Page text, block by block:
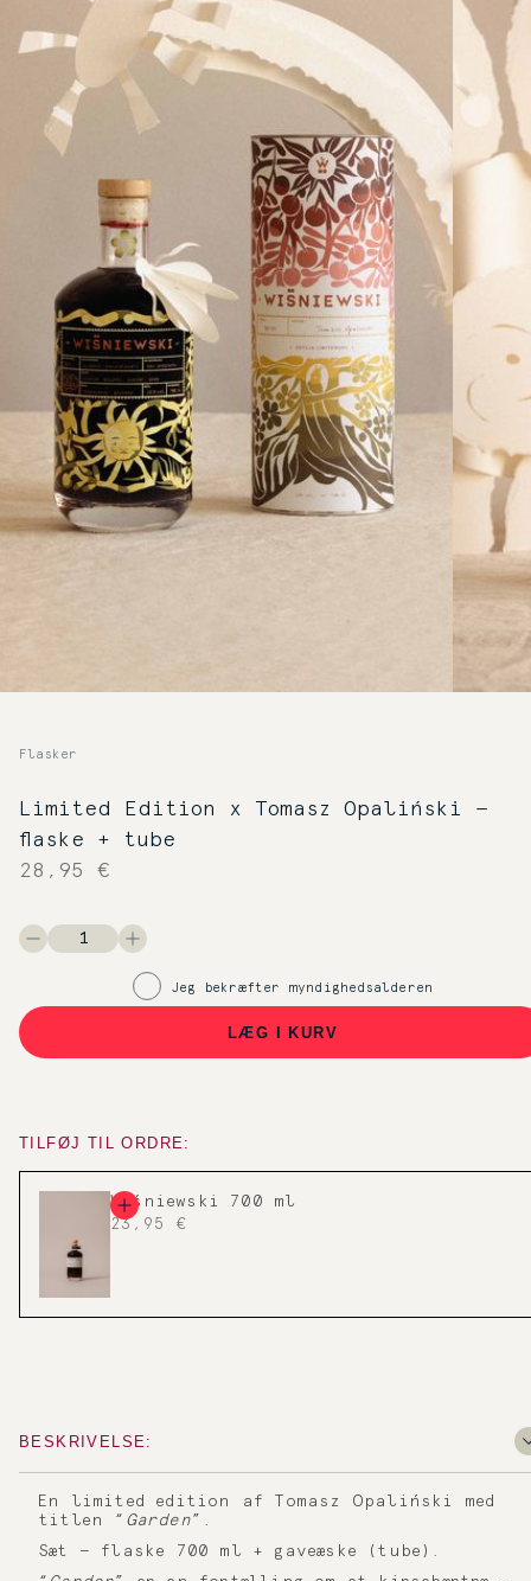
BESKRIVELSE:
En limited edition af Tomasz Opaliński med
titlen “ Garden”.
Sæt — flaske 700 ml + gaveæske (tube).
Flasker
Limited Edition x Tomasz Opaliński —
flaske + tube
28,95 €
Jeg bekræfter myndighedsalderen
LÆG I KURV
TILFØJ TIL ORDRE:
Wiśniewski 700 ml
23,95 €